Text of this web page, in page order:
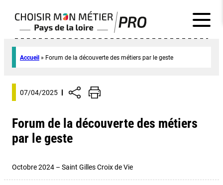
Accueil » Forum de la découverte des métiers par le geste
07/04/2025
Forum de la découverte des métiers
par le geste
Octobre 2024 – Saint Gilles Croix de Vie